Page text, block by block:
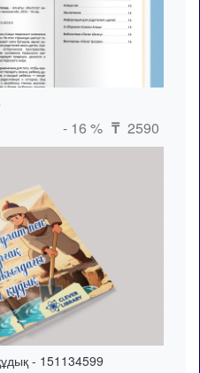
- 16 % ₸ 2590
- 151134599